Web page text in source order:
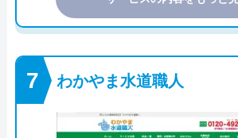
わかやま水道職人